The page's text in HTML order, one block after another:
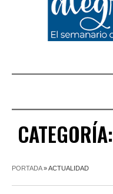
CATEGORÍA:
PORTADA»ACTUALIDAD